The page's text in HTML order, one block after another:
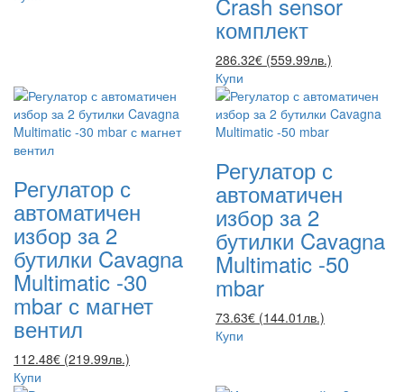
комплект
286.32€ (559.99лв.)
Купи
Регулатор с
автоматичен
избор за 2
бутилки Cavagna
Multimatic -30
mbar с магнет
вентил
112.48€ (219.99лв.)
Купи
Регулатор с
автоматичен
избор за 2
бутилки Cavagna
Multimatic -50
mbar
73.63€ (144.01лв.)
Купи